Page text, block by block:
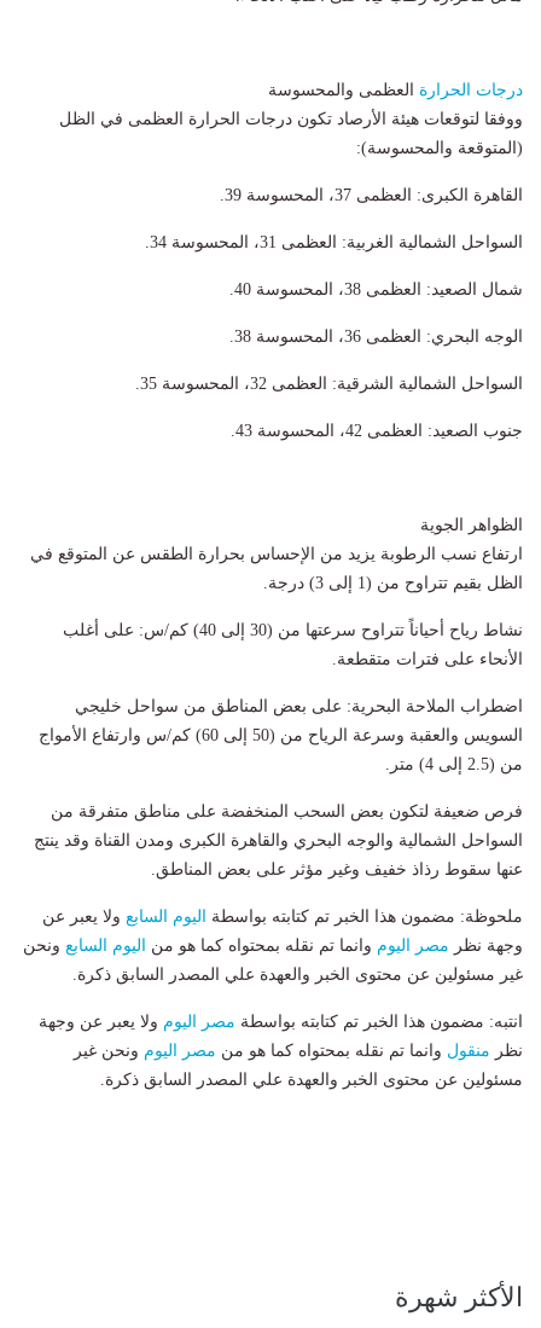
درجات الحرارة العظمى والمحسوسة
ووفقا لتوقعات هيئة الأرصاد ​تكون درجات الحرارة العظمى في الظل
(المتوقعة والمحسوسة):
​القاهرة الكبرى: العظمى 37، المحسوسة 39.
​السواحل الشمالية الغربية: العظمى 31، المحسوسة 34.
​شمال الصعيد: العظمى 38، المحسوسة 40.
​الوجه البحري: العظمى 36، المحسوسة 38.
​السواحل الشمالية الشرقية: العظمى 32، المحسوسة 35.
​جنوب الصعيد: العظمى 42، المحسوسة 43.
الظواهر الجوية
​ارتفاع نسب الرطوبة يزيد من الإحساس بحرارة الطقس عن المتوقع في
الظل بقيم تتراوح من (1 إلى 3) درجة.
​نشاط رياح أحياناً تتراوح سرعتها من (30 إلى 40) كم/س: على أغلب
الأنحاء على فترات متقطعة.
​اضطراب الملاحة البحرية: على بعض المناطق من سواحل خليجي
السويس والعقبة وسرعة الرياح من (50 إلى 60) كم/س وارتفاع الأمواج
من (2.5 إلى 4) متر.
​فرص ضعيفة لتكون بعض السحب المنخفضة على مناطق متفرقة من
السواحل الشمالية والوجه البحري والقاهرة الكبرى ومدن القناة وقد ينتج
عنها سقوط رذاذ خفيف وغير مؤثر على بعض المناطق.
ملحوظة: مضمون هذا الخبر تم كتابته بواسطة اليوم السابع ولا يعبر عن
وجهة نظر مصر اليوم وانما تم نقله بمحتواه كما هو من اليوم السابع ونحن
غير مسئولين عن محتوى الخبر والعهدة علي المصدر السابق ذكرة.
انتبه: مضمون هذا الخبر تم كتابته بواسطة مصر اليوم ولا يعبر عن وجهة
نظر منقول وانما تم نقله بمحتواه كما هو من مصر اليوم ونحن غير
مسئولين عن محتوى الخبر والعهدة علي المصدر السابق ذكرة.
الأكثر شهرة